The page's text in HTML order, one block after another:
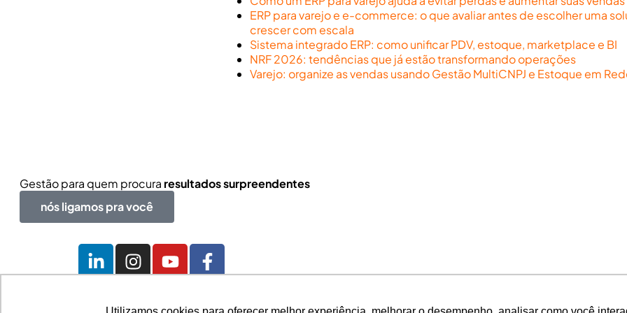
ERP para varejo e e-commerce: o que avaliar antes de escolher uma
crescer com escala
Sistema integrado ERP: como unificar PDV, estoque, marketplace e BI
NRF 2026: tendências que já estão transformando operações
Varejo: organize as vendas usando Gestão MultiCNPJ e Estoque em
Gestão para quem procura resultados surpreendentes
nós ligamos pra você